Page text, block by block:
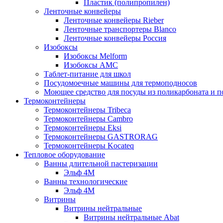
Пластик (полипропилен)
Ленточные конвейеры
Ленточные конвейеры Rieber
Ленточные транспортеры Blanco
Ленточные конвейеры Россия
Изобоксы
Изобоксы Melform
Изобоксы AMC
Таблет-питание для школ
Посудомоечные машины для термоподносов
Моющее средство для посуды из поликарбоната и
Термоконтейнеры
Термоконтейнеры Tribeca
Термоконтейнеры Cambro
Термоконтейнеры Eksi
Термоконтейнеры GASTRORAG
Термоконтейнеры Kocateq
Тепловое оборудование
Ванны длительной пастеризации
Эльф 4М
Ванны технологические
Эльф 4М
Витрины
Витрины нейтральные
Витрины нейтральные Abat